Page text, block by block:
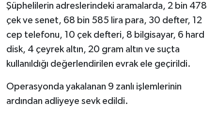
Şüphelilerin adreslerindeki aramalarda, 2 bin 478
çek ve senet, 68 bin 585 lira para, 30 defter, 12
cep telefonu, 10 çek defteri, 8 bilgisayar, 6 hard
disk, 4 çeyrek altın, 20 gram altın ve suçta
kullanıldığı değerlendirilen evrak ele geçirildi.
Operasyonda yakalanan 9 zanlı işlemlerinin
ardından adliyeye sevk edildi.
Yaşam